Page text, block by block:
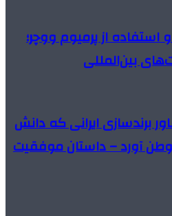
استفاده از پرمیوم ووچر؛
بین‌المللی
برندسازی ایرانی که دانش
آورد – داستان موفقیت